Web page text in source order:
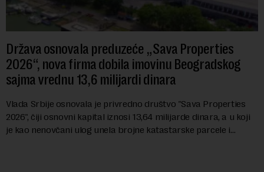
Država osnovala preduzeće „Sava Properties
2026“, nova firma dobila imovinu Beogradskog
sajma vrednu 13,6 milijardi dinara
Vlada Srbije osnovala je privredno društvo "Sava Properties
2026", čiji osnovni kapital iznosi 13,64 milijarde dinara, a u koji
je kao nenovčani ulog unela brojne katastarske parcele i